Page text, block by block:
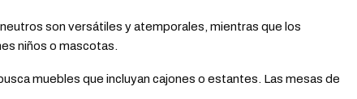
son versátiles y atemporales, mientras que los
niños o mascotas.
muebles que incluyan cajones o estantes. Las mesas de